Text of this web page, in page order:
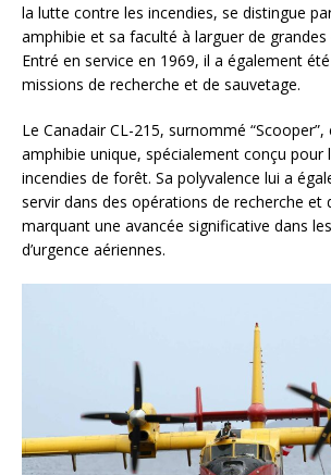
la lutte contre les incendies, se distingue
amphibie et sa faculté à larguer de grandes
Entré en service en 1969, il a également
missions de recherche et de sauvetage.
Le Canadair CL-215, surnommé
amphibie unique, spécialement conçu pour
incendies de forêt. Sa polyvalence lui a
servir dans des opérations de recherche et
marquant une avancée significative dans
d’urgence aériennes.